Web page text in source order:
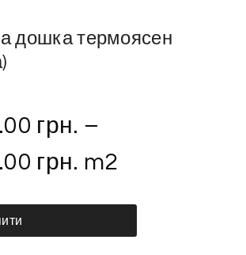
дошка термоясен
грн. –
грн. m2